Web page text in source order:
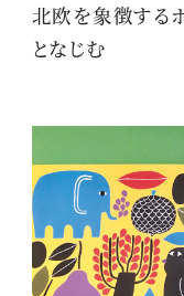
北欧を象徴する
となじむ